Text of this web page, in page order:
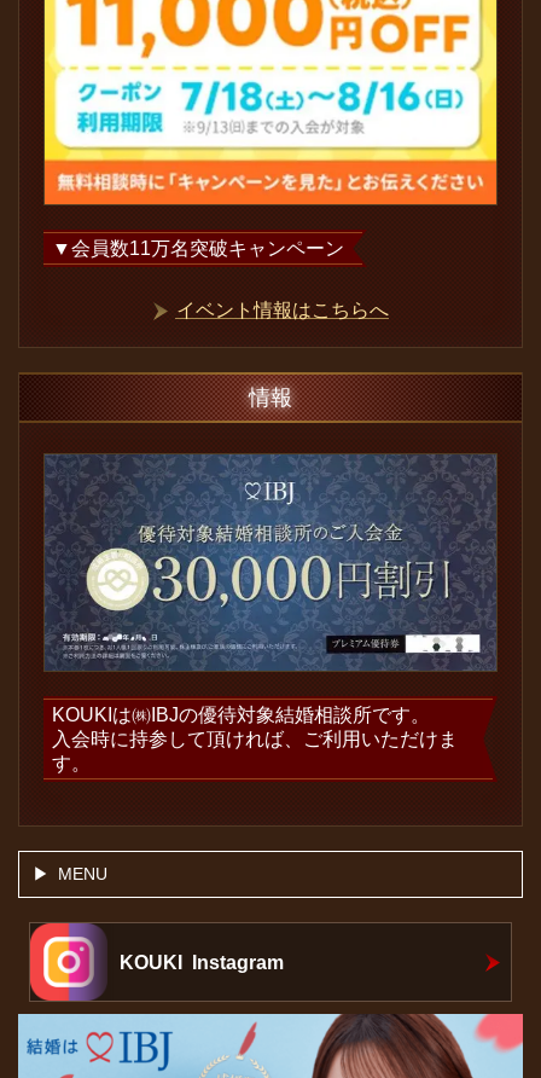
▼会員数11万名突破キャンペーン
イベント情報はこちらへ
情報
KOUKIは㈱IBJの優待対象結婚相談所です。
入会時に持参して頂ければ、ご利用いただけま
す。
MENU
KOUKI Instagram